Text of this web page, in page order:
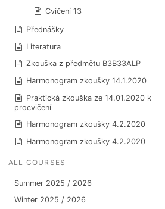
Cvičení 13
Přednášky
Literatura
Zkouška z předmětu B3B33ALP
Harmonogram zkoušky 14.1.2020
Praktická zkouška ze 14.01.2020 k
procvičení
Harmonogram zkoušky 4.2.2020
Harmonogram zkoušky 4.2.2020
ALL COURSES
Summer 2025 / 2026
Winter 2025 / 2026